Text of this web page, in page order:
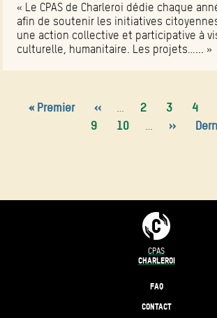
« Le CPAS de Charleroi dédie chaque
afin de soutenir les initiatives
une action collective et participative à
culturelle, humanitaire. Les projets…... »
Pagination
Première
« Premier
Page
précédente
‹‹ … Page
2 Page
3 Page
4
Page
9 Page
10 …
Page
››
CPAS
CHARLEROI
FAQ
CONTACT